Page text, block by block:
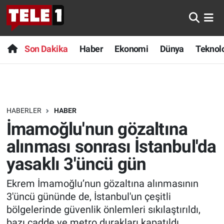
Son Dakika Haber Ekonomi Dünya
HABERLER HABER
İmamoğlu'nun gözaltına
alınması sonrası İstanbul'da
yasaklı 3'üncü gün
Ekrem İmamoğlu’nun gözaltına alınmasının
3'üncü gününde de, İstanbul'un çeşitli
bölgelerinde güvenlik önlemleri sıkılaştırıldı,
Anında Manşet
Başka Sohbetler
Bilim turu
Bilim ve Teknoloji Evreni
Doğa Konuşuyor
Dünya
Ege Saati
Son Dakika
Haber
Dünya
Teknoloji
Sağlık
Spor
Yayın Akışı
Nöbetçi Eczaneler
Hava Durumu
Trafik Durumu
Süper Lig Puan Durumu ve Fikstür
Tüm Manşetler
Son Dakika Haberleri
Haber Arşivi